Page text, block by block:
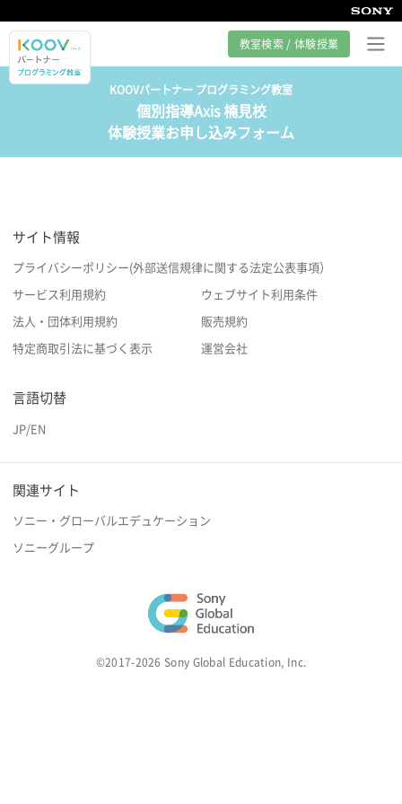
教室検索 / 体験授業
プログラミング教室とは
カリキュラム紹介
サポート
KOOVパートナー プログラミング教室
個別指導Axis 楠見校
体験授業お申し込みフォーム
サイト情報
プライバシーポリシー(外部送信規律に関する法定公表事項）
サービス利用規約 ウェブサイト利用条件
法人・団体利用規約 販売規約
特定商取引法に基づく表示 運営会社
言語切替
JP/EN
関連サイト
ソニー・グローバルエデュケーション
ソニーグループ
©2017-2026 Sony Global Education, Inc.